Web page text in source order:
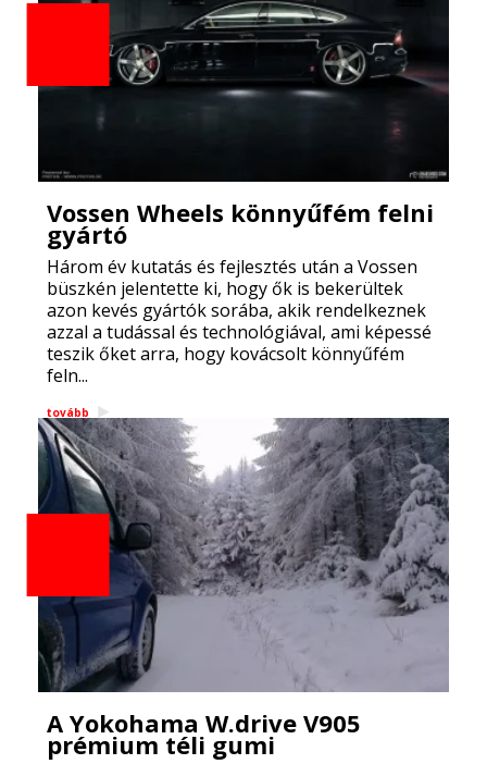
Vossen Wheels könnyűfém felni
gyártó
Három év kutatás és fejlesztés után a Vossen
büszkén jelentette ki, hogy ők is bekerültek
azon kevés gyártók sorába, akik rendelkeznek
azzal a tudással és technológiával, ami képessé
teszik őket arra, hogy kovácsolt könnyűfém
feln...
tovább
A Yokohama W.drive V905
prémium téli gumi